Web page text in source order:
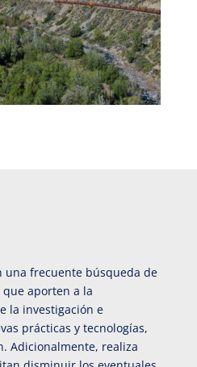
una frecuente búsqueda de
que aporten a la
la investigación e
prácticas y tecnologías,
Adicionalmente, realiza